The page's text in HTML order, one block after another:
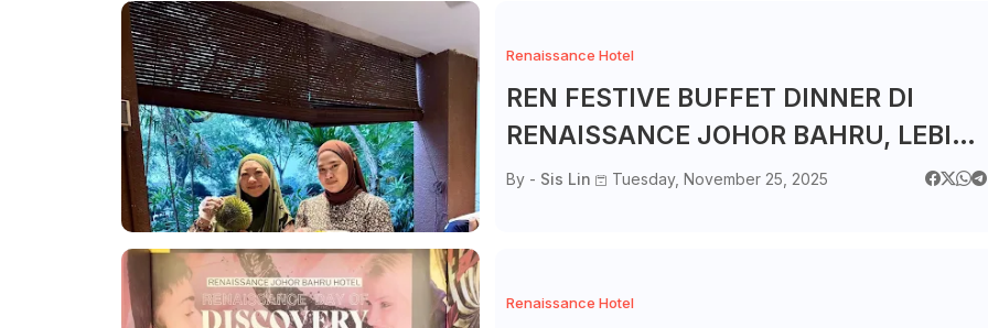
Renaissance Hotel
REN FESTIVE BUFFET DINNER DI
RENAISSANCE JOHOR BAHRU, LEBIH
300 MENU MENANTI!
By - Sis Lin Tuesday, November 25, 2025
Renaissance Hotel